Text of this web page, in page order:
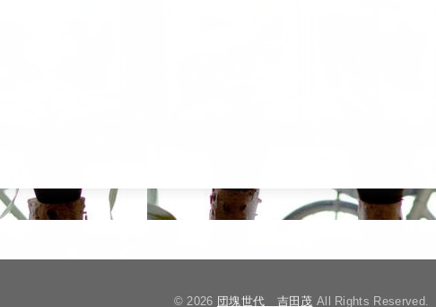
© 2026 団塊世代 吉田茂 All Rights Reserved.